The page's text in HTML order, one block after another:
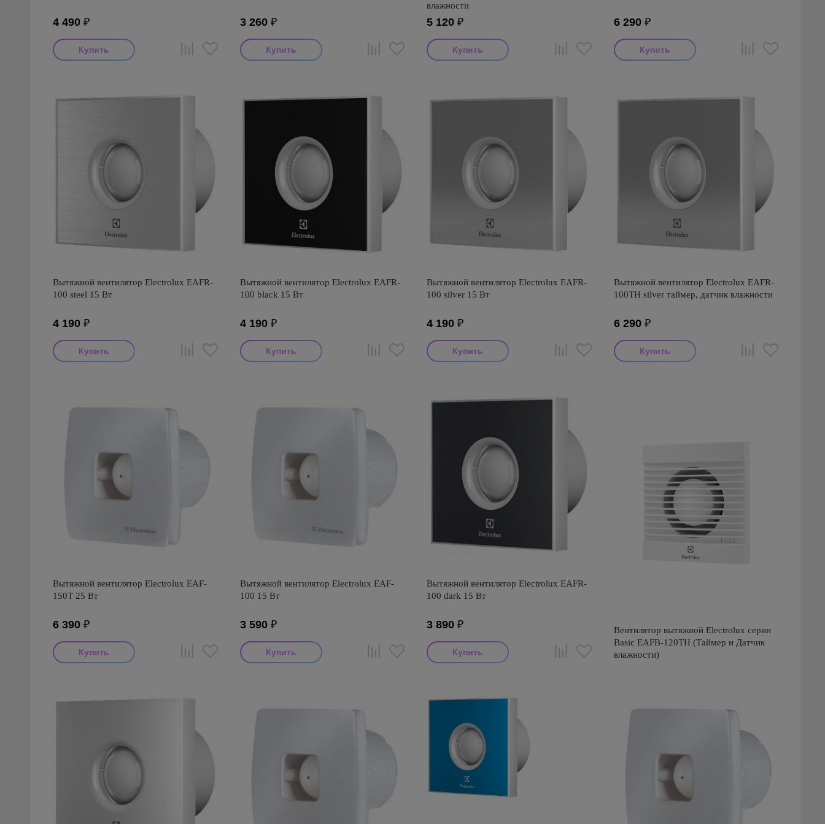
4 490 ₽ 3 260₽
влажности
5 120 ₽ 6 290₽
Вытяжной вентилятор Electrolux EAFR-
100 steel 15 Вт
4 190 ₽
Вытяжной вентилятор Electrolux EAFR-
100 black 15 Вт
4 190₽
Вытяжной вентилятор Electrolux EAFR-
100 silver 15 Вт
4 190 ₽
Вытяжной вентилятор Electrolux EAFR-
100TH silver таймер, датчик влажности
6 290₽
Вытяжной вентилятор Electrolux EAF-
150T 25 Вт
6 390 ₽
Вытяжной вентилятор Electrolux EAF-
100 15 Вт
3 590₽
Вытяжной вентилятор Electrolux EAFR-
100 dark 15 Вт
3 890 ₽
Вентилятор вытяжной Electrolux серии
Basic EAFB-120TH (Таймер и Датчик
влажности)